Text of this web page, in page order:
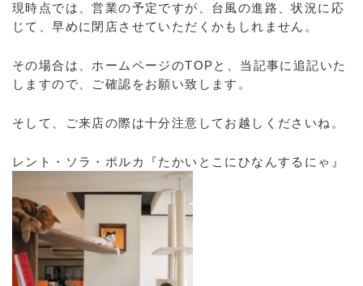
現時点では、営業の予定ですが、台風の進路、状況に応
じて、早めに閉店させていただくかもしれません。
その場合は、ホームページのTOPと、当記事に追記いた
しますので、ご確認をお願い致します。
そして、ご来店の際は十分注意してお越しくださいね。
レント・ソラ・ポルカ『たかいとこにひなんするにゃ』